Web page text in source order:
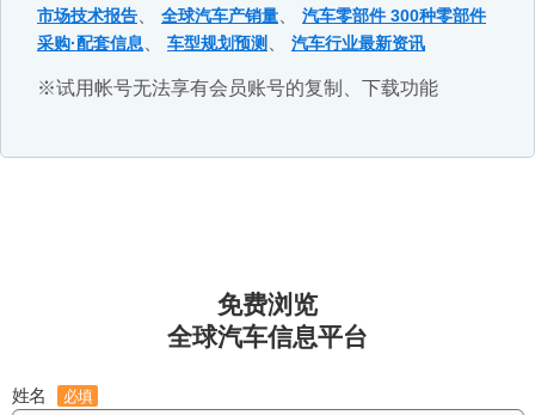
市场技术报告 全球汽车产销量
汽车零部件 300种零部件
采购·配套信息
车型规划预测 汽车行业最新资讯
※试用帐号无法享有会员账号的复制、下载功能
免费浏览
全球汽车信息平台
姓名 必填